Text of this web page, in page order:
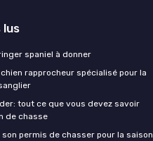
lus
spaniel à donner
rapprocheur spécialisé pour la
tout ce que vous devez savoir
de chasse
son permis de chasser pour la saison